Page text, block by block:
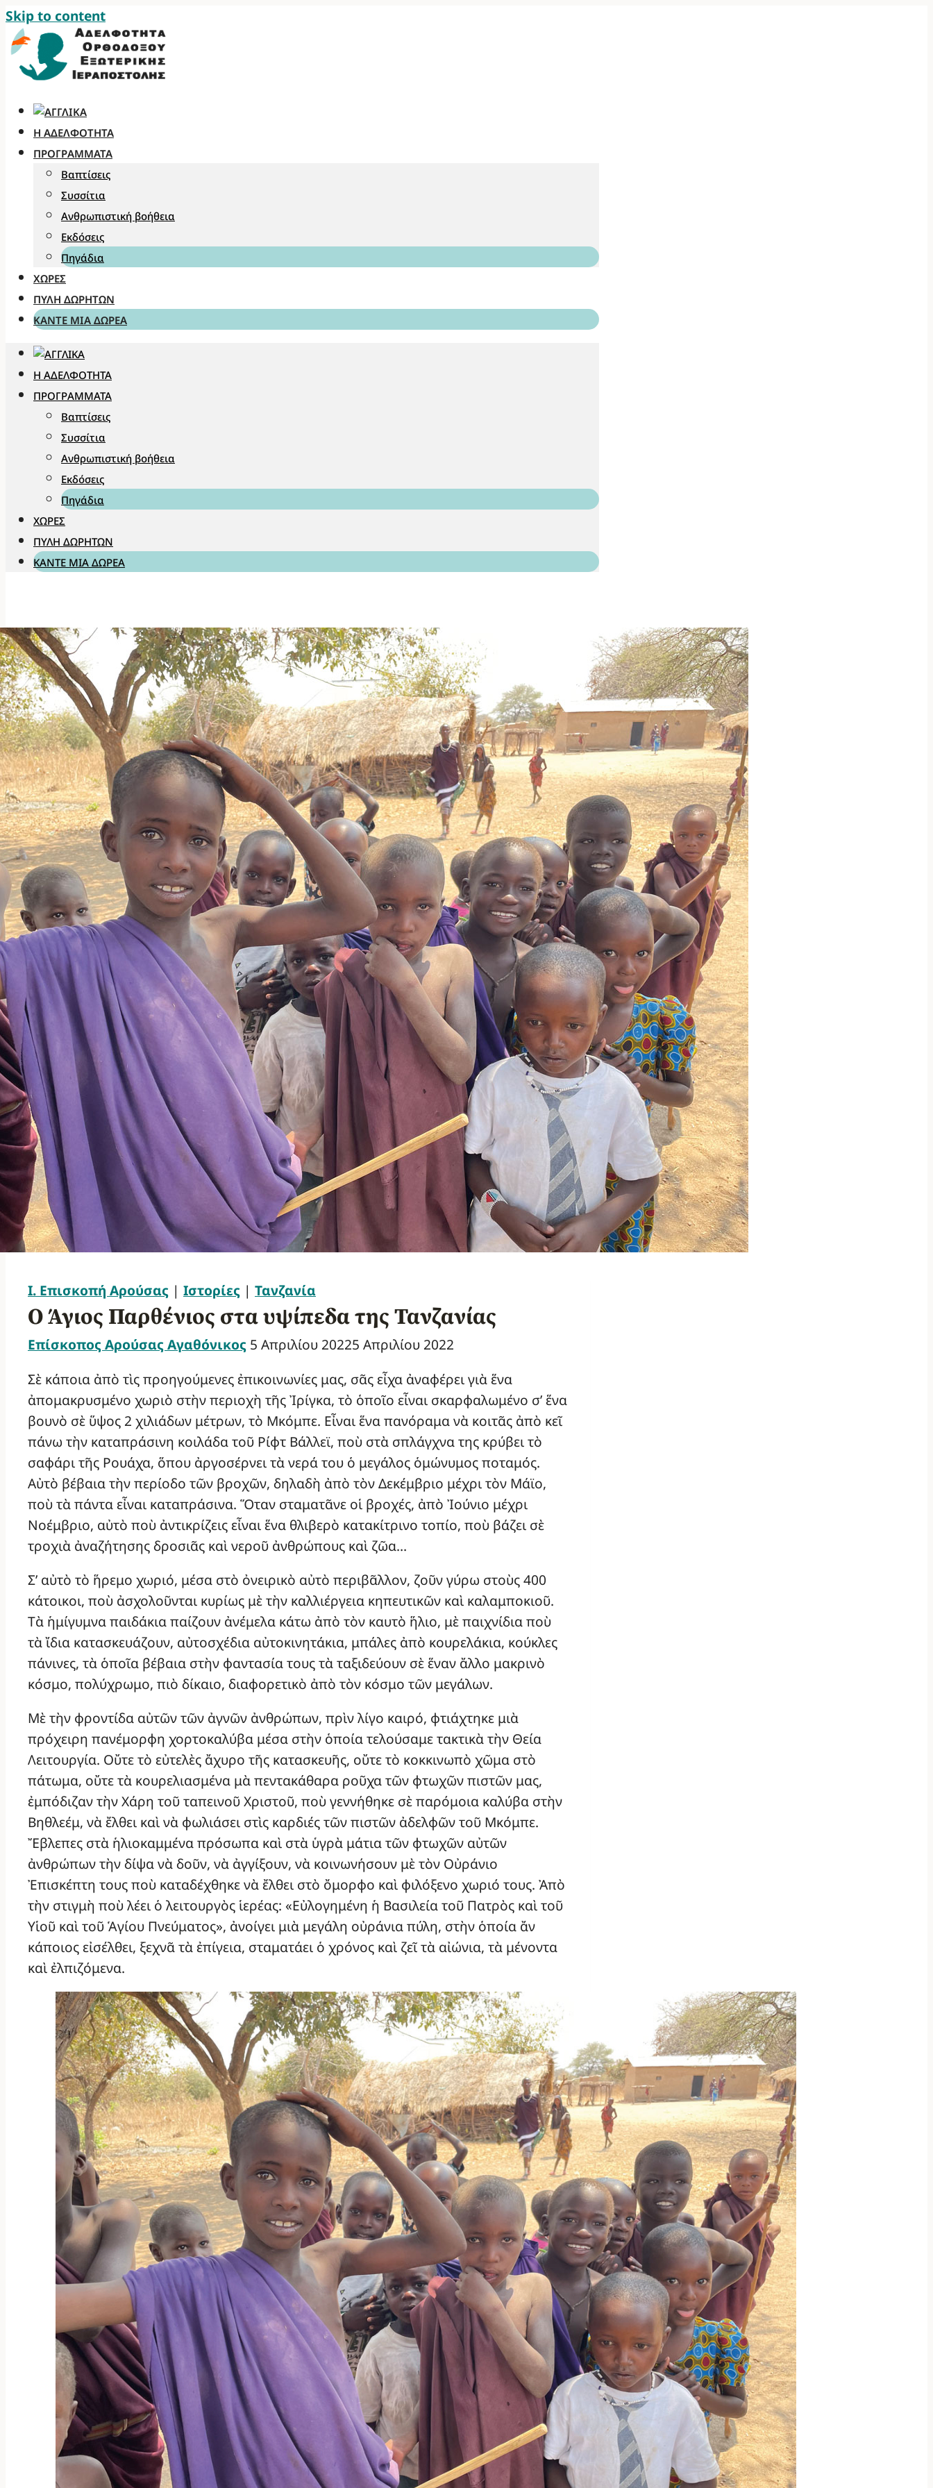
Skip to content
Η ΑΔΕΛΦΌΤΗΤΑ
ΠΡΟΓΡΆΜΜΑΤΑ
Βαπτίσεις
Συσσίτια
Ανθρωπιστική βοήθεια
Εκδόσεις
Πηγάδια
ΧΏΡΕΣ
ΠΎΛΗ ΔΩΡΗΤΏΝ
ΚΆΝΤΕ ΜΊΑ ΔΩΡΕΆ
Η ΑΔΕΛΦΌΤΗΤΑ
ΠΡΟΓΡΆΜΜΑΤΑ
Βαπτίσεις
Συσσίτια
Ανθρωπιστική βοήθεια
Εκδόσεις
Πηγάδια
ΧΏΡΕΣ
ΠΎΛΗ ΔΩΡΗΤΏΝ
ΚΆΝΤΕ ΜΊΑ ΔΩΡΕΆ
Ι. Επισκοπή Αρούσας | Ιστορίες | Τανζανία
Ο Άγιος Παρθένιος στα υψίπεδα της Τανζανίας
Επίσκοπος Αρούσας Αγαθόνικος 5 Απριλίου 20225 Απριλίου 2022
Σὲ κάποια ἀπὸ τὶς προηγούμενες ἐπικοινωνίες μας, σᾶς εἶχα ἀναφέρει γιὰ ἕνα
ἀπομακρυσμένο χωριὸ στὴν περιοχὴ τῆς Ἰρίγκα, τὸ ὁποῖο εἶναι σκαρφαλωμένο σ’ ἕνα
βουνὸ σὲ ὕψος 2 χιλιάδων μέτρων, τὸ Μκόμπε. Εἶναι ἕνα πανόραμα νὰ κοιτᾶς ἀπὸ κεῖ
πάνω τὴν καταπράσινη κοιλάδα τοῦ Ρίφτ Βάλλεϊ, ποὺ στὰ σπλάγχνα της κρύβει τὸ
σαφάρι τῆς Ρουάχα, ὅπου ἀργοσέρνει τὰ νερά του ὁ μεγάλος ὁμώνυμος ποταμός.
Αὐτὸ βέβαια τὴν περίοδο τῶν βροχῶν, δηλαδὴ ἀπὸ τὸν Δεκέμβριο μέχρι τὸν Μάϊο,
ποὺ τὰ πάντα εἶναι καταπράσινα. Ὅταν σταματᾶνε οἱ βροχές, ἀπὸ Ἰούνιο μέχρι
Νοέμβριο, αὐτὸ ποὺ ἀντικρίζεις εἶναι ἕνα θλιβερὸ κατακίτρινο τοπίο, ποὺ βάζει σὲ
τροχιὰ ἀναζήτησης δροσιᾶς καὶ νεροῦ ἀνθρώπους καὶ ζῶα…
Σ’ αὐτὸ τὸ ἥρεμο χωριό, μέσα στὸ ὀνειρικὸ αὐτὸ περιβᾶλλον, ζοῦν γύρω στοὺς 400
κάτοικοι, ποὺ ἀσχολοῦνται κυρίως μὲ τὴν καλλιέργεια κηπευτικῶν καὶ καλαμποκιοῦ.
Τὰ ἡμίγυμνα παιδάκια παίζουν ἀνέμελα κάτω ἀπὸ τὸν καυτὸ ἥλιο, μὲ παιχνίδια ποὺ
τὰ ἴδια κατασκευάζουν, αὐτοσχέδια αὐτοκινητάκια, μπάλες ἀπὸ κουρελάκια, κούκλες
πάνινες, τὰ ὁποῖα βέβαια στὴν φαντασία τους τὰ ταξιδεύουν σὲ ἕναν ἄλλο μακρινὸ
κόσμο, πολύχρωμο, πιὸ δίκαιο, διαφορετικὸ ἀπὸ τὸν κόσμο τῶν μεγάλων.
Μὲ τὴν φροντίδα αὐτῶν τῶν ἀγνῶν ἀνθρώπων, πρὶν λίγο καιρό, φτιάχτηκε μιὰ
πρόχειρη πανέμορφη χορτοκαλύβα μέσα στὴν ὁποία τελούσαμε τακτικὰ τὴν Θεία
Λειτουργία. Οὔτε τὸ εὐτελὲς ἄχυρο τῆς κατασκευῆς, οὔτε τὸ κοκκινωπὸ χῶμα στὸ
πάτωμα, οὔτε τὰ κουρελιασμένα μὰ πεντακάθαρα ροῦχα τῶν φτωχῶν πιστῶν μας,
ἐμπόδιζαν τὴν Χάρη τοῦ ταπεινοῦ Χριστοῦ, ποὺ γεννήθηκε σὲ παρόμοια καλύβα στὴν
Βηθλεέμ, νὰ ἔλθει καὶ νὰ φωλιάσει στὶς καρδιές τῶν πιστῶν ἀδελφῶν τοῦ Μκόμπε.
Ἔβλεπες στὰ ἡλιοκαμμένα πρόσωπα καὶ στὰ ὑγρὰ μάτια τῶν φτωχῶν αὐτῶν
ἀνθρώπων τὴν δίψα νὰ δοῦν, νὰ ἀγγίξουν, νὰ κοινωνήσουν μὲ τὸν Οὐράνιο
Ἐπισκέπτη τους ποὺ καταδέχθηκε νὰ ἔλθει στὸ ὄμορφο καὶ φιλόξενο χωριό τους. Ἀπὸ
τὴν στιγμὴ ποὺ λέει ὁ λειτουργὸς ἱερέας: «Εὐλογημένη ἡ Βασιλεία τοῦ Πατρὸς καὶ τοῦ
Υἱοῦ καὶ τοῦ Ἁγίου Πνεύματος», ἀνοίγει μιὰ μεγάλη οὐράνια πύλη, στὴν ὁποία ἄν
κάποιος εἰσέλθει, ξεχνᾶ τὰ ἐπίγεια, σταματάει ὁ χρόνος καὶ ζεῖ τὰ αἰώνια, τὰ μένοντα
καὶ ἐλπιζόμενα.